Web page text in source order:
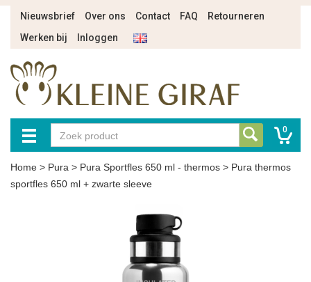
Nieuwsbrief Over ons Contact FAQ
Retourneren
Werken bij
Inloggen
0
Home > Pura > Pura Sportfles 650 ml - thermos > Pura thermos
sportfles 650 ml + zwarte sleeve